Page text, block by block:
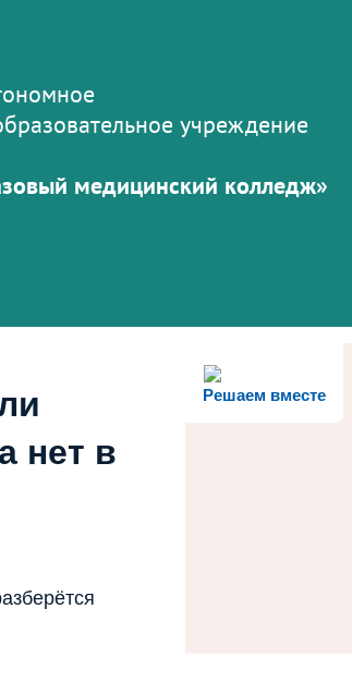
учреждение
медицинский колледж»
Решаем вместе
нет в